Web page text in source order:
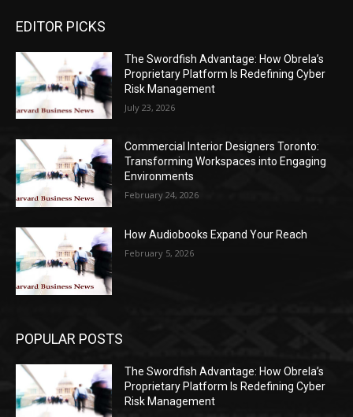
EDITOR PICKS
The Swordfish Advantage: How Obrela’s
Proprietary Platform Is Redefining Cyber
Risk Management
July 23, 2026
Commercial Interior Designers Toronto:
Transforming Workspaces into Engaging
Environments
February 24, 2026
How Audiobooks Expand Your Reach
February 5, 2026
POPULAR POSTS
The Swordfish Advantage: How Obrela’s
Proprietary Platform Is Redefining Cyber
Risk Management